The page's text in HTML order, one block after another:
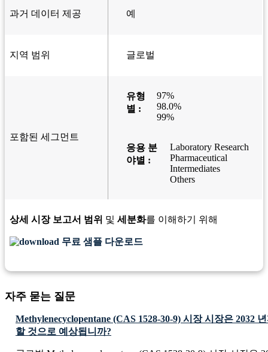
과거 데이터 제공 예
지역 범위 글로벌
포함된 세그먼트
유형
별 :
97%
98.0%
99%
응용 분
야별 :
Laboratory Research
Pharmaceutical
Intermediates
Others
상세 시장 보고서 범위 및 세분화를 이해하기 위해
무료 샘플 다운로드
자주 묻는 질문
Methylenecyclopentane (CAS 1528-30-9) 시장 시장은 2032
할 것으로 예상됩니까?